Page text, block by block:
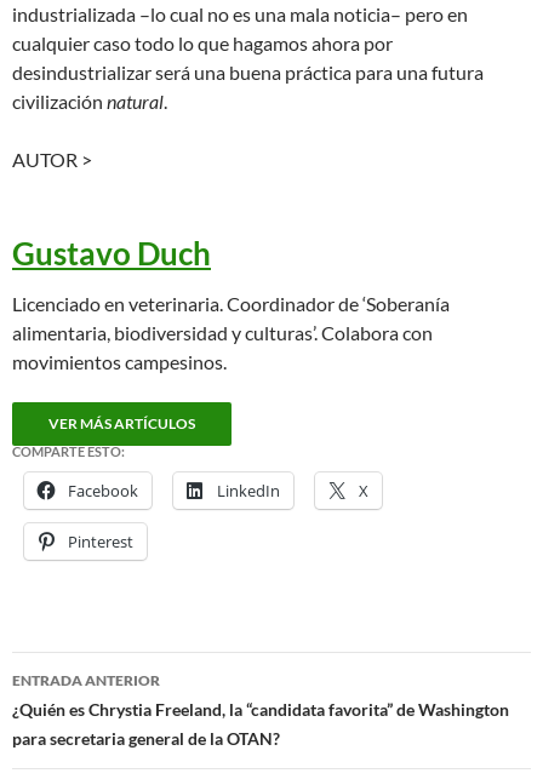
industrializada –lo cual no es una mala noticia– pero en
cualquier caso todo lo que hagamos ahora por
desindustrializar será una buena práctica para una futura
civilización natural.
AUTOR >
Gustavo Duch
Licenciado en veterinaria. Coordinador de ‘Soberanía
alimentaria, biodiversidad y culturas’. Colabora con
movimientos campesinos.
VER MÁS ARTÍCULOS
COMPARTE ESTO:
Facebook LinkedIn X
Pinterest
Navegación
de
ENTRADA ANTERIOR
¿Quién es Chrystia Freeland, la “candidata favorita” de Washington
para secretaria general de la OTAN?